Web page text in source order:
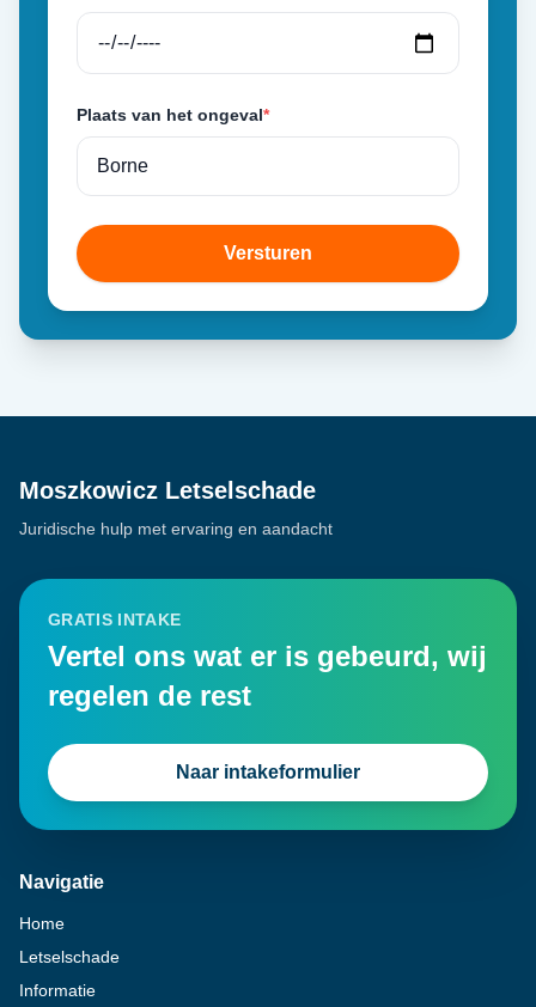
Plaats van het ongeval*
Versturen
Moszkowicz Letselschade
Juridische hulp met ervaring en aandacht
GRATIS INTAKE
Vertel ons wat er is gebeurd, wij
regelen de rest
Naar intakeformulier
Navigatie
Home
Letselschade
Informatie